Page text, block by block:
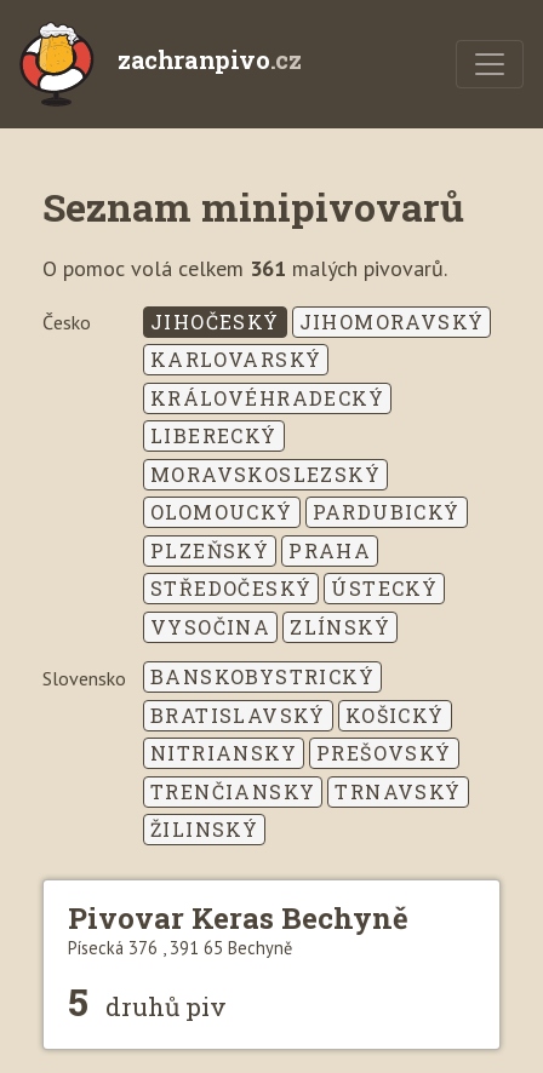
zachranpivo.cz
Seznam minipivovarů
O pomoc volá celkem 361 malých pivovarů.
Česko JIHOČESKÝ
JIHOMORAVSKÝ
KARLOVARSKÝ
KRÁLOVÉHRADECKÝ
LIBERECKÝ
MORAVSKOSLEZSKÝ
OLOMOUCKÝ
PARDUBICKÝ
PLZEŇSKÝ
PRAHA
STŘEDOČESKÝ
ÚSTECKÝ
VYSOČINA
ZLÍNSKÝ
Slovensko
BANSKOBYSTRICKÝ
BRATISLAVSKÝ
KOŠICKÝ
NITRIANSKY
PREŠOVSKÝ
TRENČIANSKY
TRNAVSKÝ
ŽILINSKÝ
Pivovar Keras Bechyně
Písecká 376 , 391 65 Bechyně
5 druhů piv